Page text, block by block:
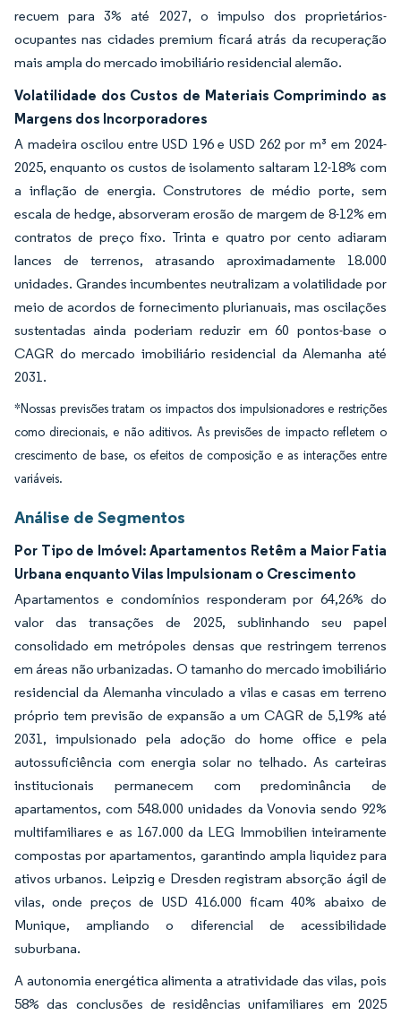
recuem para 3% até 2027, o impulso dos proprietários-
ocupantes nas cidades premium ficará atrás da recuperação
mais ampla do mercado imobiliário residencial alemão.
Volatilidade dos Custos de Materiais Comprimindo as
Margens dos Incorporadores
A madeira oscilou entre USD 196 e USD 262 por m³ em 2024-
2025, enquanto os custos de isolamento saltaram 12-18% com
a inflação de energia. Construtores de médio porte, sem
escala de hedge, absorveram erosão de margem de 8-12% em
contratos de preço fixo. Trinta e quatro por cento adiaram
lances de terrenos, atrasando aproximadamente 18.000
unidades. Grandes incumbentes neutralizam a volatilidade por
meio de acordos de fornecimento plurianuais, mas oscilações
sustentadas ainda poderiam reduzir em 60 pontos-base o
CAGR do mercado imobiliário residencial da Alemanha até
2031.
*Nossas previsões tratam os impactos dos impulsionadores e restrições
como direcionais, e não aditivos. As previsões de impacto refletem o
crescimento de base, os efeitos de composição e as interações entre
variáveis.
Análise de Segmentos
Por Tipo de Imóvel: Apartamentos Retêm a Maior Fatia
Urbana enquanto Vilas Impulsionam o Crescimento
Apartamentos e condomínios responderam por 64,26% do
valor das transações de 2025, sublinhando seu papel
consolidado em metrópoles densas que restringem terrenos
em áreas não urbanizadas. O tamanho do mercado imobiliário
residencial da Alemanha vinculado a vilas e casas em terreno
próprio tem previsão de expansão a um CAGR de 5,19% até
2031, impulsionado pela adoção do home office e pela
autossuficiência com energia solar no telhado. As carteiras
institucionais permanecem com predominância de
apartamentos, com 548.000 unidades da Vonovia sendo 92%
multifamiliares e as 167.000 da LEG Immobilien inteiramente
compostas por apartamentos, garantindo ampla liquidez para
ativos urbanos. Leipzig e Dresden registram absorção ágil de
vilas, onde preços de USD 416.000 ficam 40% abaixo de
Munique, ampliando o diferencial de acessibilidade
suburbana.
A autonomia energética alimenta a atratividade das vilas, pois
58% das conclusões de residências unifamiliares em 2025